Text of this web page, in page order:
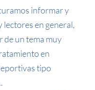
informar y
lectores en general,
de un tema muy
en
tipo